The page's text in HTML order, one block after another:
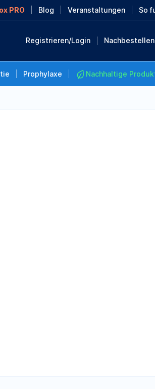
PRO Blog Veranstaltungen So
Registrieren/Login Nachbestellen
Prophylaxe Nachhaltige